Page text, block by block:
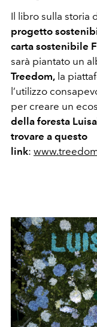
Il libro sulla storia
progetto
carta sostenibile
sarà piantato un
Treedom, la
l’utilizzo
per creare un
della foresta
trovare a questo
link: